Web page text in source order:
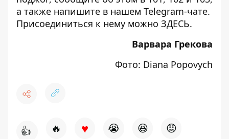
а также напишите в нашем Telegram-чате.
Присоединиться к нему можно ЗДЕСЬ.
Варвара Грекова
Фото: Diana Popovych
👍 🔥 ♥ 😭 😆 😡